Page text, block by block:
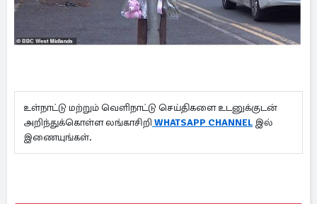
உள்நாட்டு மற்றும் வெளிநாட்டு செய்திகளை உடனுக்குடன்
அறிந்துக்கொள்ள லங்காசிறி WHATSAPP CHANNEL இல்
இணையுங்கள்.